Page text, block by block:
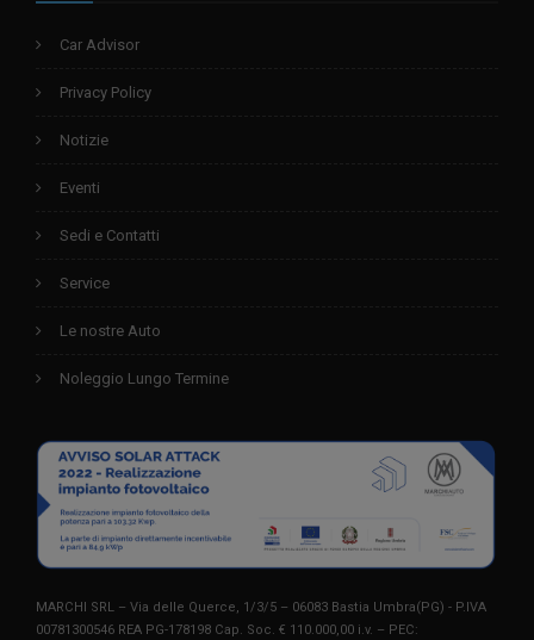
Car Advisor
Privacy Policy
Notizie
Eventi
Sedi e Contatti
Service
Le nostre Auto
Noleggio Lungo Termine
MARCHI SRL – Via delle Querce, 1/3/5 – 06083 Bastia Umbra(PG) - P.IVA
00781300546 REA PG-178198 Cap. Soc. € 110.000,00 i.v. – PEC: